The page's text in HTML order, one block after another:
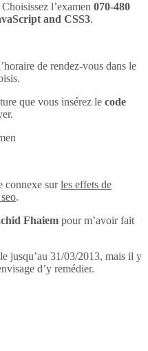
l’examen 070-480
and CSS3.
de rendez-vous dans le
que vous insérez le code
connexe surles effets de
.
Fhaiem pour m’avoir fait
jusqu’au 31/03/2013, mais il y
d’y remédier.